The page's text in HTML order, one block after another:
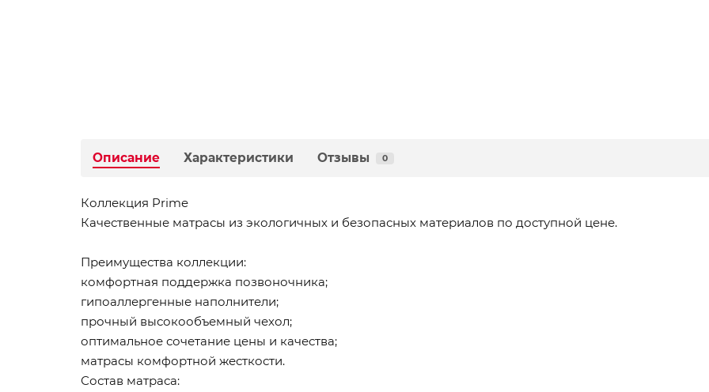
Описание Характеристики Отзывы 0
Коллекция Prime
Качественные матрасы из экологичных и безопасных материалов по доступной цене.
Преимущества коллекции:
комфортная поддержка позвоночника;
гипоаллергенные наполнители;
прочный высокообъемный чехол;
оптимальное сочетание цены и качества;
матрасы комфортной жесткости.
Состав матраса: